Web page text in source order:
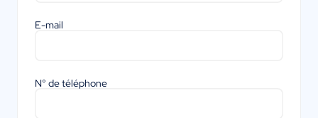
E-mail
N° de téléphone